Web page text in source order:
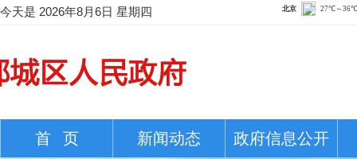
今天是 2026年8月6日 星期四
首 页 新闻动态 政府信息公开